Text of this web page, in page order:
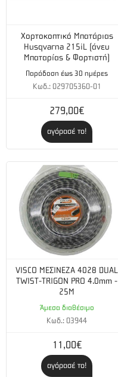
Χορτοκοπτικό Μπατάριας
Husqvarna 215iL (άνευ
Μπαταρίας & Φορτιστή)
Παράδοση έως 30 ημέρες
Κωδ.: 029705360-01
279,00€
αγόρασέ το!
VISCO ΜΕΣΙΝΕΖΑ 4028 DUAL
TWIST-TRIGON PRO 4.0mm -
25M
Άμεσα διαθέσιμο
Κωδ.: 03944
11,00€
αγόρασέ το!